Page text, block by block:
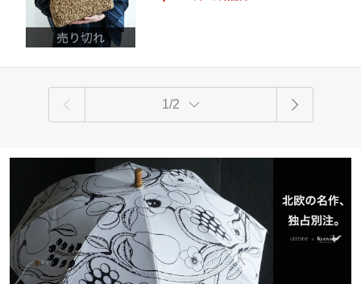
ド 和服にも 洋服にも
1/2